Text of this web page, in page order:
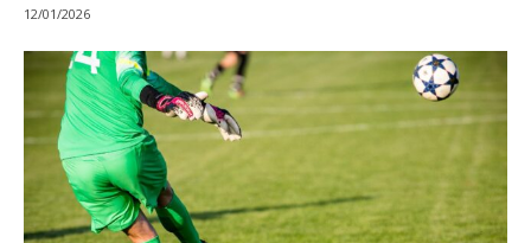
12/01/2026